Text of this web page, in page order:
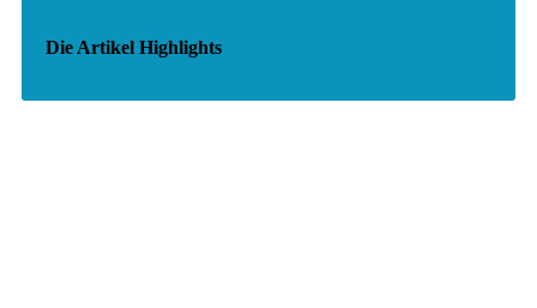
Die Artikel Highlights